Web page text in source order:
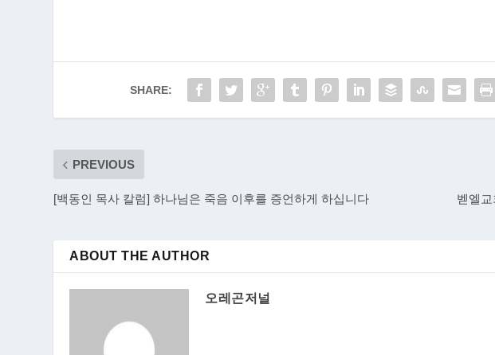
SHARE:
PREVIOUS
[백동인 목사 칼럼] 하나님은 죽음 이후를 증언하게 하십니다
벧엘
ABOUT THE AUTHOR
오레곤저널